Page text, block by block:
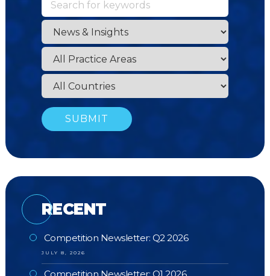
RECENT
Competition Newsletter: Q2 2026
JULY 8, 2026